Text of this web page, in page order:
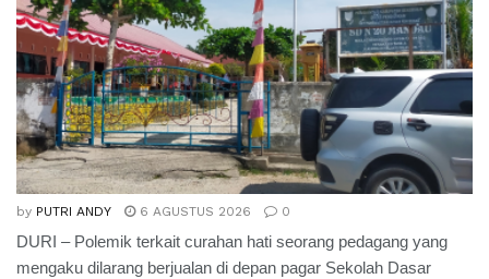
by PUTRI ANDY 6 AGUSTUS 2026 0
DURI – Polemik terkait curahan hati seorang pedagang yang
mengaku dilarang berjualan di depan pagar Sekolah Dasar